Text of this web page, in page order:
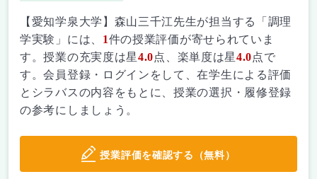
【愛知学泉大学】森山三千江先生が担当する「調理
学実験」には、 1件の授業評価が寄せられていま
す。授業の充実度は星4.0点、楽単度は星4.0点で
す。会員登録・ログインをして、在学生による評価
とシラバスの内容をもとに、授業の選択・履修登録
の参考にしましょう。
授業評価を確認する（無料）